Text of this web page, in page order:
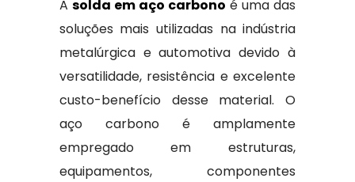
A solda em aço carbono é uma das
soluções mais utilizadas na indústria
metalúrgica e automotiva devido à
versatilidade, resistência e excelente
custo-benefício desse material. O
aço carbono é amplamente
empregado em estruturas,
equipamentos, componentes